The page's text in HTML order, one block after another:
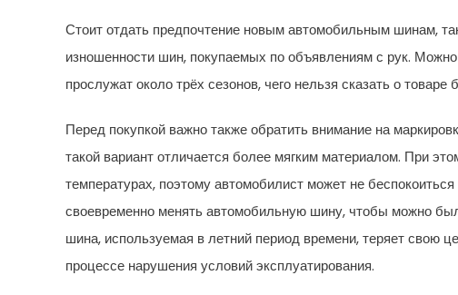
Стоит отдать предпочтение новым автомобильным шинам,
изношенности шин, покупаемых по объявлениям с рук.
прослужат около трёх сезонов, чего нельзя сказать о товаре
Перед покупкой важно также обратить внимание на
такой вариант отличается более мягким материалом. При
температурах, поэтому автомобилист может не
своевременно менять автомобильную шину, чтобы можно
шина, используемая в летний период времени, теряет
процессе нарушения условий эксплуатирования.